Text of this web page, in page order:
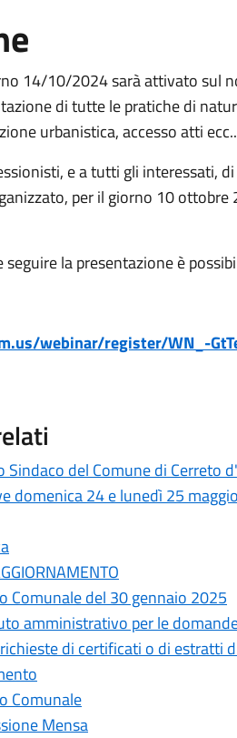
14/10/2024 sarà attivato sul
di tutte le pratiche di
urbanistica, accesso atti
e a tutti gli interessati,
per il giorno 10
seguire la presentazione è
webinar/register/WN_-
Sindaco del Comune di Cerreto
domenica 24 e lunedì 25
Comunale del 30 gennaio 2025
amministrativo per le
di certificati o di estratti
Comunale
Mensa